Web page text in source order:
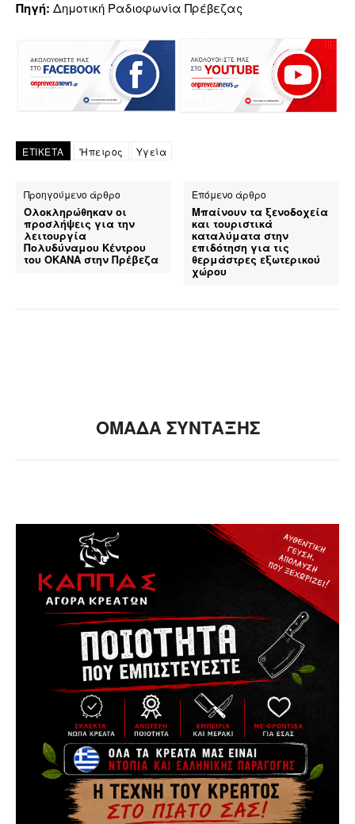
Πηγή: Δημοτική Ραδιοφωνία Πρέβεζας
ΕΤΙΚΕΤΑ 'Ηπειρος Υγεία
Προηγούμενο άρθρο
Ολοκληρώθηκαν οι
προσλήψεις για την
λειτουργία
Πολυδύναμου Κέντρου
του ΟΚΑΝΑ στην Πρέβεζα
Επόμενο άρθρο
Μπαίνουν τα ξενοδοχεία
και τουριστικά
καταλύματα στην
επιδότηση για τις
θερμάστρες εξωτερικού
χώρου
ΟΜΑΔΑ ΣΥΝΤΑΞΗΣ